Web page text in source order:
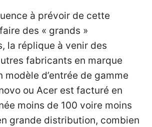
à prévoir de cette
des « grands »
la réplique à venir des
fabricants en marque
modèle d’entrée de gamme
ou Acer est facturé en
moins de 100 voire moins
grande distribution, combien